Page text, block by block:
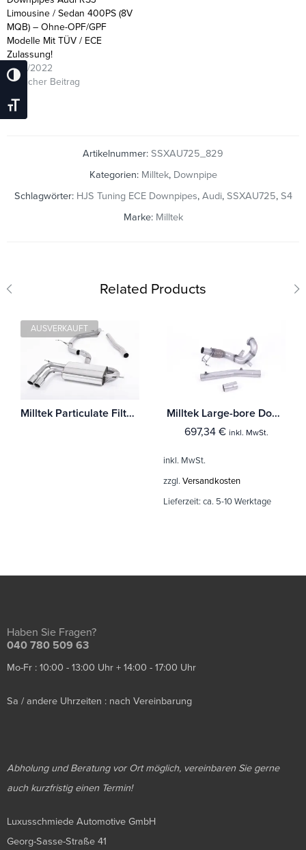
Umschalten Auf Hohe Kontraste
Schrift Vergrößern
Limousine / Sedan 400PS (8V
MQB) – Ohne-OPF/GPF
Modelle Mit TÜV / ECE
Zulassung!
22/11/2022
Ähnlicher Beitrag
Artikelnummer: SSXAU725_829
Kategorien: Milltek, Downpipe
Schlagwörter: HJS Tuning ECE Downpipes, Audi, SSXAU725, S4
Marke: Milltek
Related Products
AUSVERKAUFT
Milltek Particulate Filter-back Audi A3 2.0 TDI 170PS 2WD Sportback DPF
Milltek Large-bore Downpipe und De-cat Audi A1 40TFSI 5-Türer 2.0 (200PS) mit OPF/GPF
697,34 € inkl. MwSt.
inkl. MwSt.
zzgl. Versandkosten
Lieferzeit: ca. 5-10 Werktage
Haben Sie Fragen?
040 780 509 63
Mo-Fr : 10:00 - 13:00 Uhr + 14:00 - 17:00 Uhr
Sa / andere Uhrzeiten : nach Vereinbarung
Abholung und Beratung vor Ort möglich, vereinbaren Sie gerne
auch kurzfristig einen Termin!
Luxusschmiede Automotive GmbH
Georg-Sasse-Straße 41